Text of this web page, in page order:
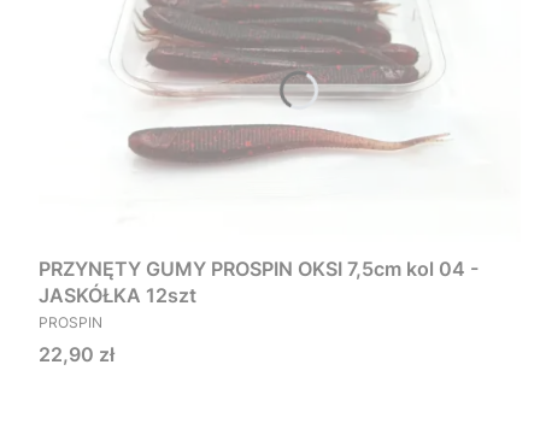
PRZYNĘTY GUMY PROSPIN OKSI 7,5cm kol 04 -
JASKÓŁKA 12szt
PRODUCENT
PROSPIN
Cena
22,90 zł